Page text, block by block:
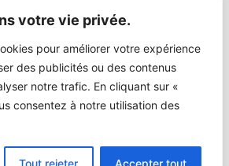
votre vie privée.
pour améliorer votre expérience
des publicités ou des contenus
notre trafic. En cliquant sur «
consentez à notre utilisation des
Tout rejeter Accepter tout